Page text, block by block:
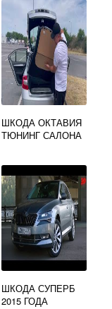
ШКОДА ОКТАВИЯ
ТЮНИНГ САЛОНА
ШКОДА СУПЕРБ
2015 ГОДА